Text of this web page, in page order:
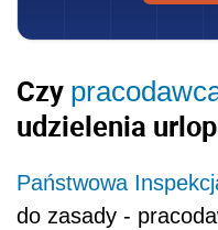
Czy
udzielenia
Państwowa
do zasady -